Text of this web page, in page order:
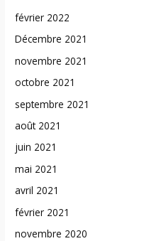
février 2022
Décembre 2021
novembre 2021
octobre 2021
septembre 2021
août 2021
juin 2021
mai 2021
avril 2021
février 2021
novembre 2020